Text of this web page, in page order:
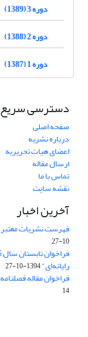
دوره 3 (1389)
دوره 2 (1388)
دوره 1 (1387)
دسترسی سریع
صفحه اصلی
درباره نشریه
اعضای هیات تحریریه
ارسال مقاله
تماس با ما
نقشه سایت
آخرین اخبار
فهرست نشریات معتبر
10-27
رایانه‌ای"1394-10-27
فراخوان مقاله فصلنامه
14